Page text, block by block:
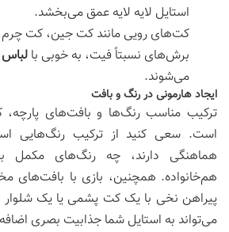
استایل لایه لایه عمق می‌بخشد.
کت‌های رویی مانند کت جین، کت چرم
برش‌های نسبتاً فیت، به خوبی با
می‌شوند.
ایجاد هارمونی در رنگ و بافت
ترکیب مناسب رنگ‌ها و بافت‌های پارچه،
است. سعی کنید از ترکیب رنگ‌هایی
هماهنگی دارند، چه رنگ‌های مکمل
هم‌خانواده. همچنین، بازی با بافت‌های
پیراهن نخی با یک کت پشمی یا یک شلوار
می‌تواند به استایل شما جذابیت بصری